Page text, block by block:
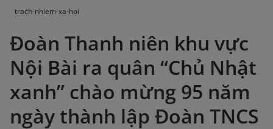
trach-nhiem-xa-hoi
Đoàn Thanh niên khu vực
Nội Bài ra quân “Chủ Nhật
xanh” chào mừng 95 năm
ngày thành lập Đoàn TNCS